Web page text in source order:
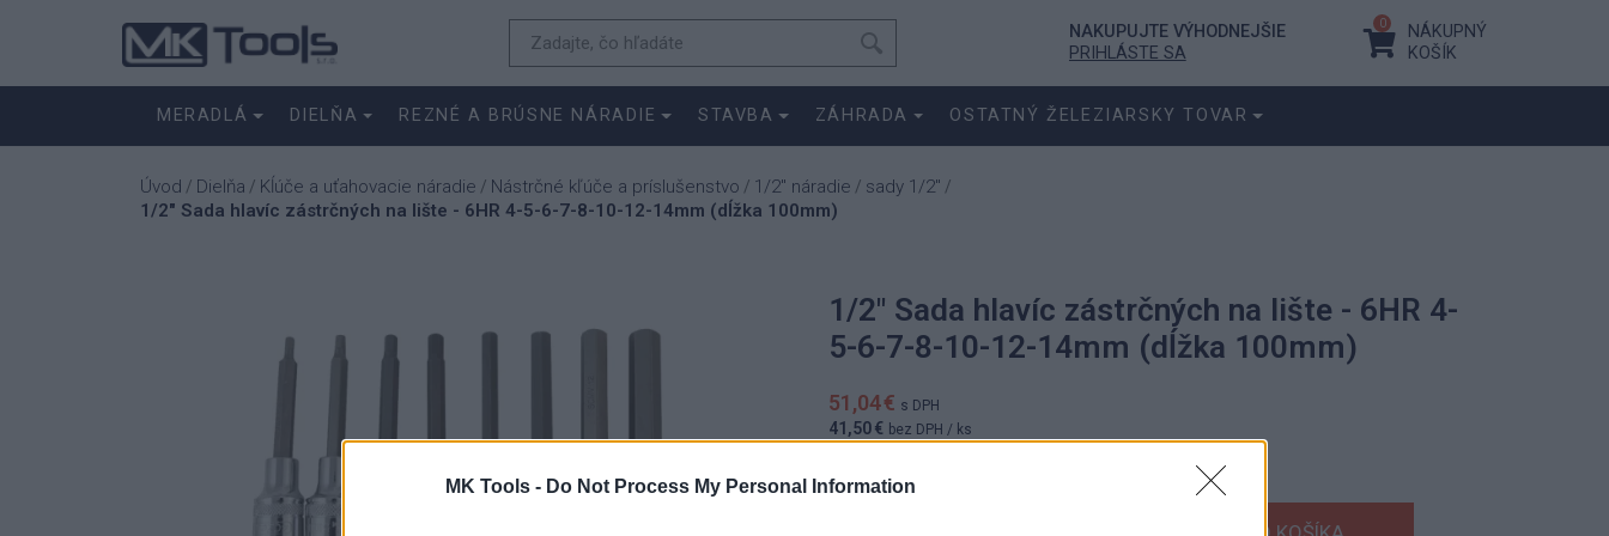
MK Tools - Do Not Process My Personal Information
NAKUPUJTE VÝHODNEJŠIE
PRIHLÁSTE SA
0
NÁKUPNÝ
KOŠÍK
MERADLÁ DIELŇA REZNÉ A BRÚSNE NÁRADIE STAVBA ZÁHRADA OSTATNÝ ŽELEZIARSKY TOVAR
Úvod / Dielňa / Kĺúče a uťahovacie náradie / Nástrčné kľúče a príslušenstvo / 1/2" náradie / sady 1/2" /
1/2" Sada hlavíc zástrčných na lište - 6HR 4-5-6-7-8-10-12-14mm (dĺžka 100mm)
1/2" Sada hlavíc zástrčných na lište - 6HR 4-
5-6-7-8-10-12-14mm (dĺžka 100mm)
51,04 € s DPH
41,50 € bez DPH / ks